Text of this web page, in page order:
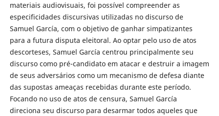
materiais audiovisuais, foi possível compreender as
especificidades discursivas utilizadas no discurso de
Samuel García, com o objetivo de ganhar simpatizantes
para a futura disputa eleitoral. Ao optar pelo uso de atos
descorteses, Samuel García centrou principalmente seu
discurso como pré-candidato em atacar e destruir a imagem
de seus adversários como um mecanismo de defesa diante
das supostas ameaças recebidas durante este período.
Focando no uso de atos de censura, Samuel García
direciona seu discurso para desarmar todos aqueles que